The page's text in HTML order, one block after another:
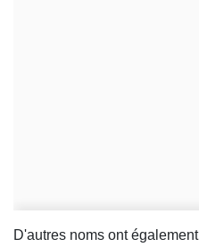
D'autres noms ont